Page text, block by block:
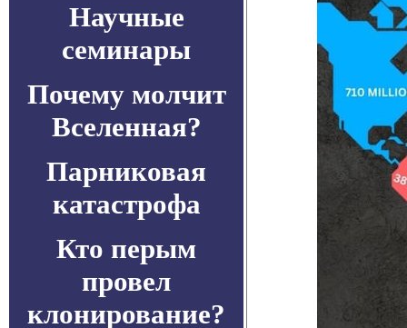
Научные
семинары
Почему молчит
Вселенная?
Парниковая
катастрофа
Кто перым
провел
клонирование?